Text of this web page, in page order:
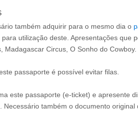
também adquirir para o mesmo dia o
para utilização deste. Apresentações que
Madagascar Circus, O Sonho do Cowboy.
passaporte é possível evitar filas.
este passaporte (e-ticket) e apresente
Necessário também o documento original